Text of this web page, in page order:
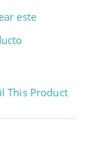
este
This Product